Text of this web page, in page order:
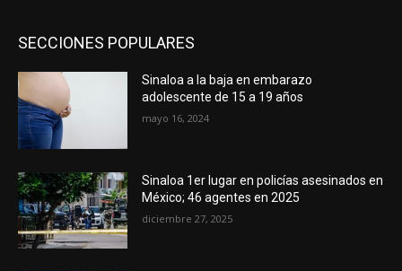
SECCIONES POPULARES
Sinaloa a la baja en embarazo
adolescente de 15 a 19 años
mayo 16, 2024
Sinaloa 1er lugar en policías asesinados en
México; 46 agentes en 2025
diciembre 27, 2025